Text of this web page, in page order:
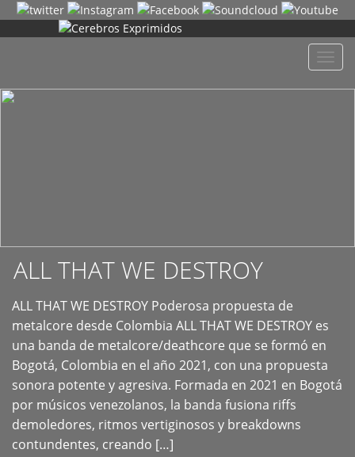
ALL THAT WE DESTROY
ALL THAT WE DESTROY Poderosa propuesta de
metalcore desde Colombia ALL THAT WE DESTROY es
una banda de metalcore/deathcore que se formó en
Bogotá, Colombia en el año 2021, con una propuesta
sonora potente y agresiva. Formada en 2021 en Bogotá
por músicos venezolanos, la banda fusiona riffs
demoledores, ritmos vertiginosos y breakdowns
contundentes, creando […]
+